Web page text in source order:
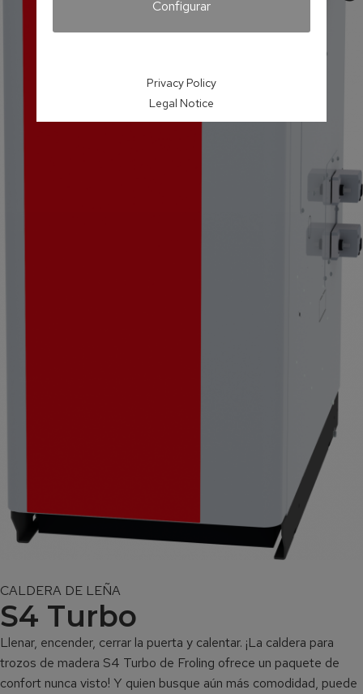
CALDERA DE LEÑA
S4 Turbo
Llenar, encender, cerrar la puerta y calentar. ¡La caldera para
trozos de madera S4 Turbo de Froling ofrece un paquete de
confort nunca visto! Y quien busque aún más comodidad, puede
Configurar
Privacy Policy
Legal Notice